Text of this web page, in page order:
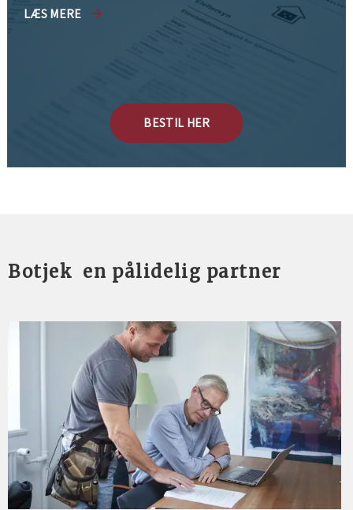
LÆS MERE
BESTIL HER
Botjek en pålidelig partner